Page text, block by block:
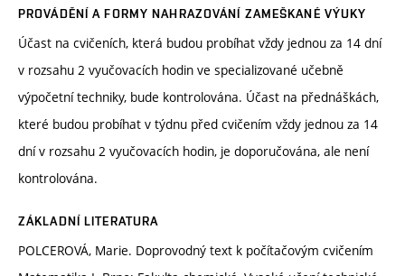
PROVÁDĚNÍ A FORMY NAHRAZOVÁNÍ ZAMEŠKANÉ VÝUKY
Účast na cvičeních, která budou probíhat vždy jednou za 14 dní
v rozsahu 2 vyučovacích hodin ve specializované učebně
výpočetní techniky, bude kontrolována. Účast na přednáškách,
které budou probíhat v týdnu před cvičením vždy jednou za 14
dní v rozsahu 2 vyučovacích hodin, je doporučována, ale není
kontrolována.
ZÁKLADNÍ LITERATURA
POLCEROVÁ, Marie. Doprovodný text k počítačovým cvičením